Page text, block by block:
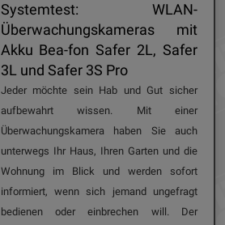
Systemtest: WLAN-
Überwachungskameras mit
Akku Bea-fon Safer 2L, Safer
3L und Safer 3S Pro
Jeder möchte sein Hab und Gut sicher
aufbewahrt wissen. Mit einer
Überwachungskamera haben Sie auch
unterwegs Ihr Haus, Ihren Garten und die
Wohnung im Blick und werden sofort
informiert, wenn sich jemand ungefragt
bedienen oder einbrechen will. Der